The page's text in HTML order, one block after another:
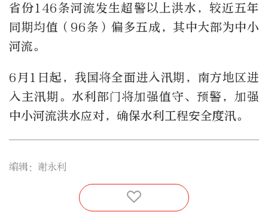
省份146条河流发生超警以上洪水，较近五年
同期均值（96条）偏多五成，其中大部为中小
河流。
6月1日起，我国将全面进入汛期，南方地区进
入主汛期。水利部门将加强值守、预警，加强
中小河流洪水应对，确保水利工程安全度汛。
编辑：谢永利